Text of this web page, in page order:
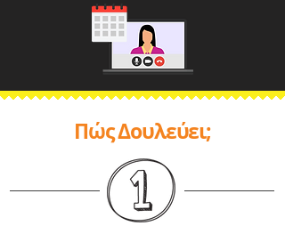
Πώς Δουλεύει;